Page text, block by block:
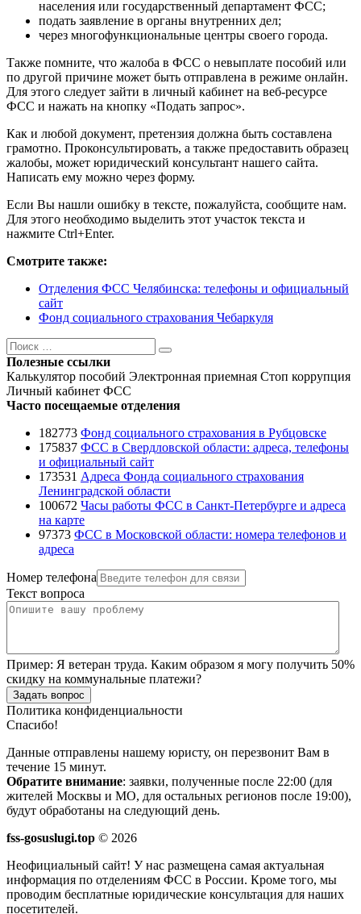
населения или государственный департамент ФСС;
подать заявление в органы внутренних дел;
через многофункциональные центры своего города.
Также помните, что жалоба в ФСС о невыплате пособий или
по другой причине может быть отправлена в режиме онлайн.
Для этого следует зайти в личный кабинет на веб-ресурсе
ФСС и нажать на кнопку «Подать запрос».
Как и любой документ, претензия должна быть составлена
грамотно. Проконсультировать, а также предоставить образец
жалобы, может юридический консультант нашего сайта.
Написать ему можно через форму.
Если Вы нашли ошибку в тексте, пожалуйста, сообщите нам.
Для этого необходимо выделить этот участок текста и
нажмите Ctrl+Enter.
Смотрите также:
Отделения ФСС Челябинска: телефоны и официальный
сайт
Фонд социального страхования Чебаркуля
Поиск
Поиск
Полезные ссылки
Калькулятор пособий Электронная приемная Стоп коррупция
Личный кабинет ФСС
Часто посещаемые отделения
182773 Фонд социального страхования в Рубцовске
175837 ФСС в Свердловской области: адреса, телефоны
и официальный сайт
173531 Адреса Фонда социального страхования
Ленинградской области
100672 Часы работы ФСС в Санкт-Петербурге и адреса
на карте
97373 ФСС в Московской области: номера телефонов и
адреса
Номер телефона
Текст вопроса
Пример: Я ветеран труда. Каким образом я могу получить 50%
скидку на коммунальные платежи?
Задать вопрос
Политика конфиденциальности
Спасибо!
Данные отправлены нашему юристу, он перезвонит Вам в
течение 15 минут.
Обратите внимание: заявки, полученные после 22:00 (для
жителей Москвы и МО, для остальных регионов после 19:00),
будут обработаны на следующий день.
fss-gosuslugi.top © 2026
Неофициальный сайт! У нас размещена самая актуальная
информация по отделениям ФСС в России. Кроме того, мы
проводим бесплатные юридические консультация для наших
посетителей.